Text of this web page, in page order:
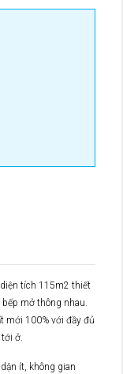
diện tích 115m2 thiết
mở thông nhau.
mới 100% với đầy đủ
ở.
ít, không gian